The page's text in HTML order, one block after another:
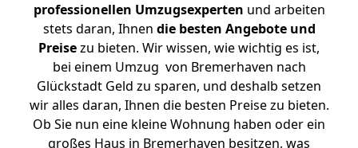
professionellen Umzugsexperten und arbeiten
stets daran, Ihnen die besten Angebote und
Preisezu bieten. Wir wissen, wie wichtig es ist,
bei einem Umzug von Bremerhaven nach
Glückstadt Geld zu sparen, und deshalb setzen
wir alles daran, Ihnen die besten Preise zu bieten.
Ob Sie nun eine kleine Wohnung haben oder ein
großes Haus in Bremerhaven besitzen, was